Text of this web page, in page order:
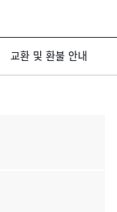
교환 및 환불 안내